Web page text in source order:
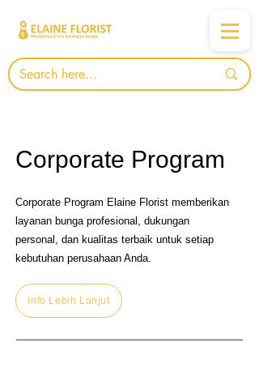
Corporate Program
Corporate Program Elaine Florist memberikan
layanan bunga profesional, dukungan
personal, dan kualitas terbaik untuk setiap
kebutuhan perusahaan Anda.
Info Lebih Lanjut